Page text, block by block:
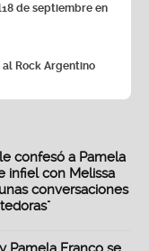
de septiembre en
Rock Argentino
confesó a Pamela
infiel con Melissa
conversaciones